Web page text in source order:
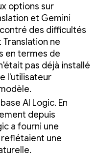
options sur
et Gemini
des difficultés
Translation ne
en termes de
pas déjà installé
l'utilisateur
AI Logic. En
depuis
a fourni une
une